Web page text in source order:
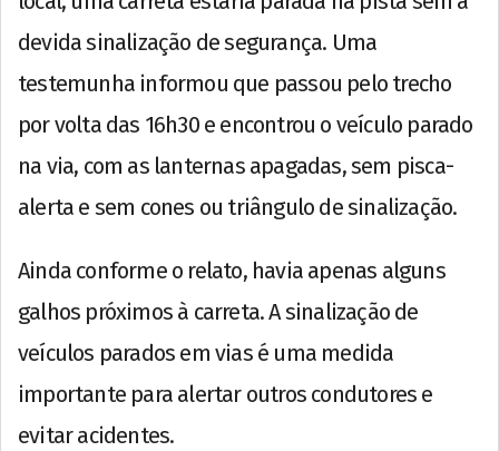
devida sinalização de segurança. Uma
testemunha informou que passou pelo trecho
por volta das 16h30 e encontrou o veículo parado
na via, com as lanternas apagadas, sem pisca-
alerta e sem cones ou triângulo de sinalização.
Ainda conforme o relato, havia apenas alguns
galhos próximos à carreta. A sinalização de
veículos parados em vias é uma medida
importante para alertar outros condutores e
evitar acidentes.